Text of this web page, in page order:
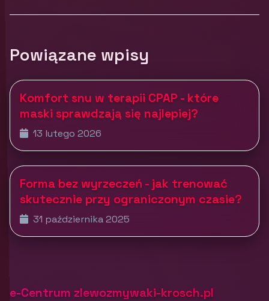
Powiązane wpisy
Komfort snu w terapii CPAP - które
maski sprawdzają się najlepiej?
13 lutego 2026
Forma bez wyrzeczeń - jak trenować
skutecznie przy ograniczonym czasie?
31 października 2025
e-Centrum zlewozmywaki-krosch.pl